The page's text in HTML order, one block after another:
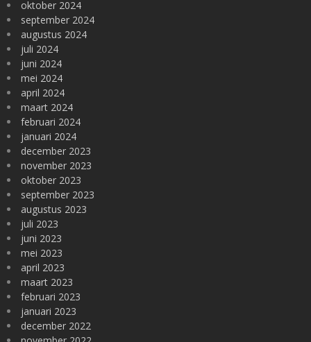
oktober 2024
september 2024
augustus 2024
juli 2024
juni 2024
mei 2024
april 2024
maart 2024
februari 2024
januari 2024
december 2023
november 2023
oktober 2023
september 2023
augustus 2023
juli 2023
juni 2023
mei 2023
april 2023
maart 2023
februari 2023
januari 2023
december 2022